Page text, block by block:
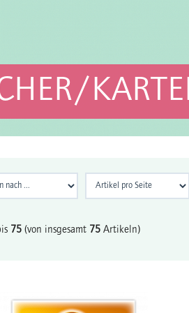
75 (von insgesamt 75 Artikeln)